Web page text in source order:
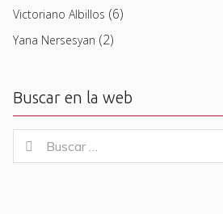
Victoriano Albillos (6)
Yana Nersesyan (2)
Buscar en la web
for:
Buscar